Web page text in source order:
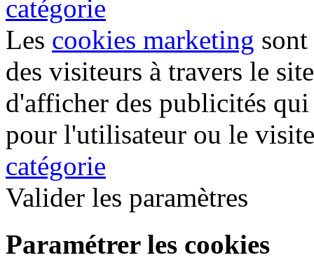
catégorie
Les cookies marketing
des visiteurs à travers le
d'afficher des publicités qui
pour l'utilisateur ou le
catégorie
Valider les paramètres
Paramétrer les cookies